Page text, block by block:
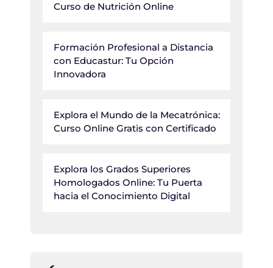
Curso de Nutrición Online
Formación Profesional a Distancia
con Educastur: Tu Opción
Innovadora
Explora el Mundo de la Mecatrónica:
Curso Online Gratis con Certificado
Explora los Grados Superiores
Homologados Online: Tu Puerta
hacia el Conocimiento Digital